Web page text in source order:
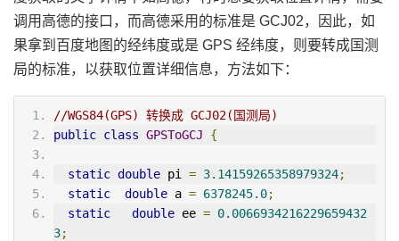
调用高德的接口，而高德采用的标准是 GCJ02，因此，如
果拿到百度地图的经纬度或是 GPS 经纬度，则要转成国测
局的标准，以获取位置详细信息，方法如下：
//WGS84(GPS) 转换成 GCJ02(国测局)
public class GPSToGCJ {
static double pi = 3.14159265358979324;
static
double a = 6378245.0;
static
double ee = 0.0066934216229659432
3;